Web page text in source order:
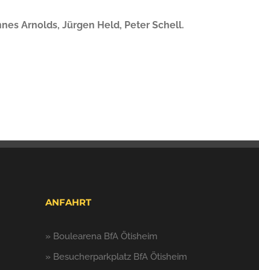
Arnolds, Jürgen Held, Peter Schell.
ANFAHRT
» Boulearena BfA Ötisheim
» Besucherparkplatz BfA Ötisheim